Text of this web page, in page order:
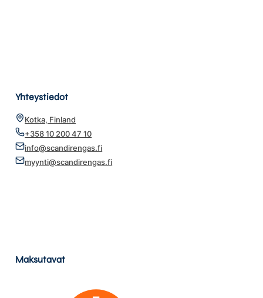
Yhteystiedot
Kotka, Finland
+358 10 200 47 10
info@scandirengas.fi
myynti@scandirengas.fi
Maksutavat